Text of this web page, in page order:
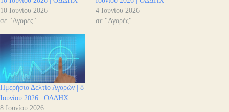
10 Ιουνίου 2026
σε "Αγορές"
4 Ιουνίου 2026
σε "Αγορές"
Ημερήσιο Δελτίο Αγορών | 8
Ιουνίου 2026 | ΟΔΔΗΧ
8 Ιουνίου 2026